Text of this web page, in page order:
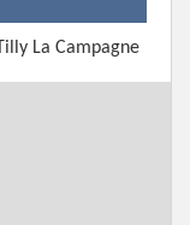
La Campagne